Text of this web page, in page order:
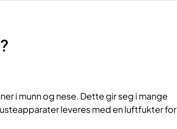
i munn og nese. Dette gir seg i mange
leveres med en luftfukter for